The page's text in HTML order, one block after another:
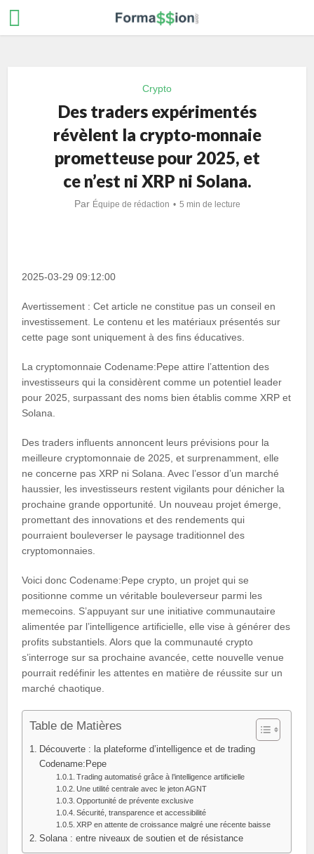
Crypto
Des traders expérimentés
révèlent la crypto-monnaie
prometteuse pour 2025, et
ce n’est ni XRP ni Solana.
Par Équipe de rédaction 5 min de lecture
2025-03-29 09:12:00
Avertissement : Cet article ne constitue pas un conseil en
investissement. Le contenu et les matériaux présentés sur
cette page sont uniquement à des fins éducatives.
La cryptomonnaie Codename:Pepe attire l’attention des
investisseurs qui la considèrent comme un potentiel leader
pour 2025, surpassant des noms bien établis comme XRP et
Solana.
Des traders influents annoncent leurs prévisions pour la
meilleure cryptomonnaie de 2025, et surprenamment, elle
ne concerne pas XRP ni Solana. Avec l’essor d’un marché
haussier, les investisseurs restent vigilants pour dénicher la
prochaine grande opportunité. Un nouveau projet émerge,
promettant des innovations et des rendements qui
pourraient bouleverser le paysage traditionnel des
cryptomonnaies.
Voici donc Codename:Pepe crypto, un projet qui se
positionne comme un véritable bouleverseur parmi les
memecoins. S’appuyant sur une initiative communautaire
alimentée par l’intelligence artificielle, elle vise à générer des
profits substantiels. Alors que la communauté crypto
s’interroge sur sa prochaine avancée, cette nouvelle venue
pourrait redéfinir les attentes en matière de réussite sur un
marché chaotique.
Table de Matières
Découverte : la plateforme d’intelligence et de trading
Codename:Pepe
Trading automatisé grâce à l’intelligence artificielle
Une utilité centrale avec le jeton AGNT
Opportunité de prévente exclusive
Sécurité, transparence et accessibilité
XRP en attente de croissance malgré une récente baisse
Solana : entre niveaux de soutien et de résistance